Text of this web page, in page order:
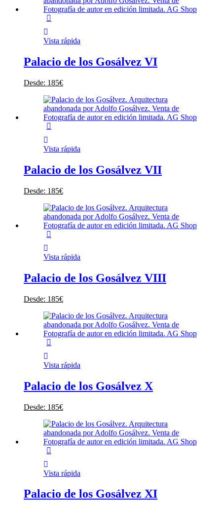
Vista rápida
Palacio de los Gosálvez VI
Desde: 185€
Vista rápida
Palacio de los Gosálvez VII
Desde: 185€
Vista rápida
Palacio de los Gosálvez VIII
Desde: 185€
Vista rápida
Palacio de los Gosálvez X
Desde: 185€
Vista rápida
Palacio de los Gosálvez XI